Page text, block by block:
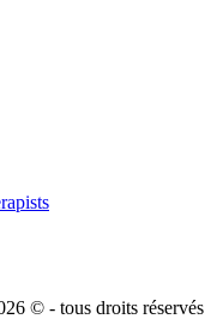
© - tous droits réservés